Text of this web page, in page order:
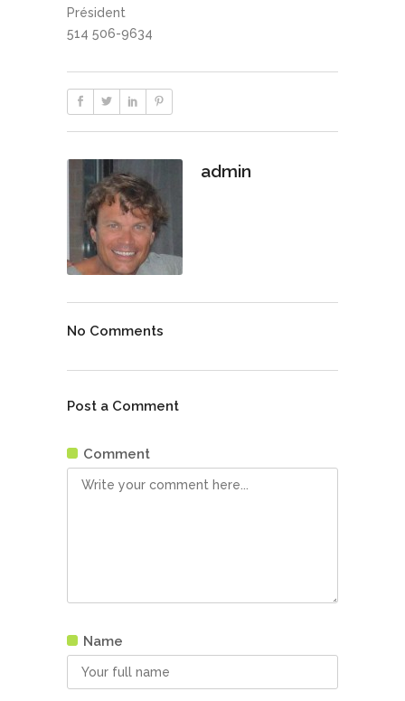
Président
514 506-9634
admin
No Comments
Post a Comment
Comment
Name